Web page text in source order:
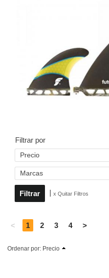
Filtrar por
Precio
Marcas
x Quitar Filtros
< 1 2 3 4 >
Ordenar por: Precio